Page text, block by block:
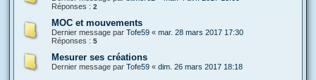
Réponses : 2
MOC et mouvements
Dernier message par Tofe59 « mar. 28 mars 2017 17:30
Réponses : 5
Mesurer ses créations
Dernier message par Tofe59 « dim. 26 mars 2017 18:18